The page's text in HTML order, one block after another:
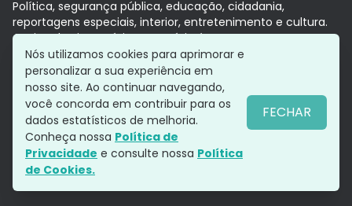
Política, segurança pública, educação, cidadania,
reportagens especiais, interior, entretenimento e cultura.
Aqui, tudo vira notícia e a notícia é no tempo presente,
com a credibilidade do Grupo Aratu.
Grupo Aratu
Política de privacidade
Siga-nos
Nós utilizamos cookies para aprimorar e
personalizar a sua experiência em
nosso site. Ao continuar navegando,
você concorda em contribuir para os
dados estatísticos de melhoria.
Conheça nossa Política de
Privacidade e consulte nossa Política
de Cookies.
FECHAR